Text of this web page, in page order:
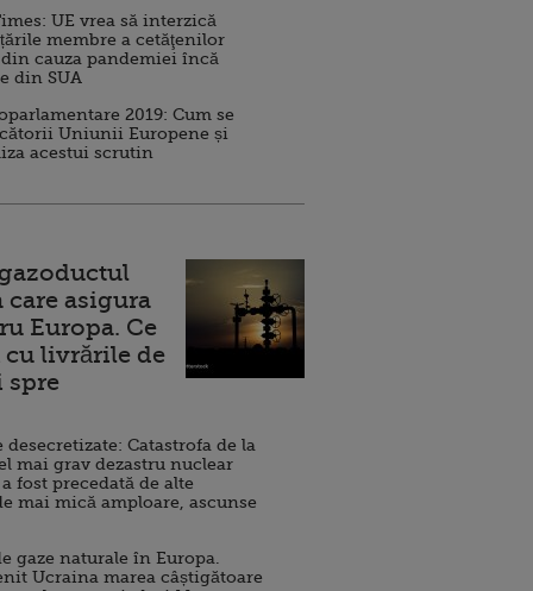
UE vrea să interzică
membre a cetăţenilor
cauza pandemiei încă
din SUA
2019: Cum se
Uniunii Europene și
acestui scrutin
asigura
Europa. Ce
cu livrările de
spre
desecretizate: Catastrofa de la
mai grav dezastru nuclear
fost precedată de alte
mai mică amploare, ascunse
gaze naturale în Europa.
Ucraina marea câștigătoare